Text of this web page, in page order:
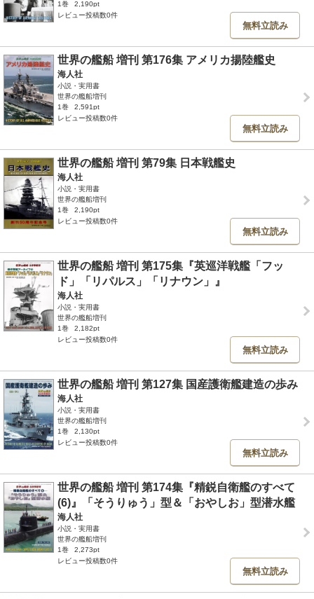
1巻
2,190pt
レビュー投稿数0件
無料立読み
世界の艦船 増刊 第176集 アメリカ揚陸艦史
海人社
小説・実用書
世界の艦船増刊
1巻
2,591pt
レビュー投稿数0件
無料立読み
世界の艦船 増刊 第79集 日本戦艦史
海人社
小説・実用書
世界の艦船増刊
1巻
2,190pt
レビュー投稿数0件
無料立読み
世界の艦船 増刊 第175集『英巡洋戦艦「フッ
ド」「リパルス」「リナウン」』
海人社
小説・実用書
世界の艦船増刊
1巻
2,182pt
レビュー投稿数0件
無料立読み
世界の艦船 増刊 第127集 国産護衛艦建造の歩み
海人社
小説・実用書
世界の艦船増刊
1巻
2,130pt
レビュー投稿数0件
無料立読み
世界の艦船 増刊 第174集『精鋭自衛艦のすべて
(6)』「そうりゅう」型＆「おやしお」型潜水艦
海人社
小説・実用書
世界の艦船増刊
1巻
2,273pt
レビュー投稿数0件
無料立読み